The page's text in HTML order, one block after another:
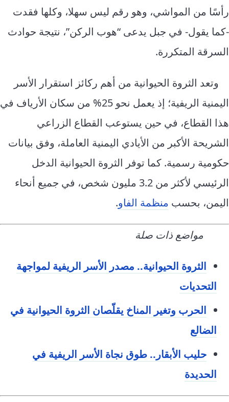
رأسًا من المواشي، وهو رقم ليس سهلا، وكلها فقدت
-كما يقول- في جبل يدعى “هوب الركن”، نتيجة حوادث
السرقة المتكررة.
وتعد الثروة الحيوانية من أهم ركائز استقرار الأسر
اليمنية الريفية؛ إذ يعمل نحو 25% من سكان الأرياف في
هذا القطاع، في حين يستوعب القطاع الزراعي
الشريحة الأكبر من الأيادي اليمنية العاملة، وفق بيانات
حكومية رسمية. كما توفر الثروة الحيوانية الدخل
الرئيسي لأكثر من 3.2 مليون شخص، في جميع أنحاء
اليمن، بحسب منظمة الفاو.
مواضع ذات صلة
الثروة الحيوانية.. مصدر الأسر الريفية لمواجهة
التحديات
الحرب وتغير المناخ يقلّصان الثروة الحيوانية في
الضالع
حليب الأبقار.. طوق نجاة الأسر الريفية في
الحديدة